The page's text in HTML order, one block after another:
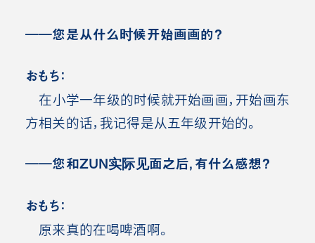
――您是从什么时候开始画画的？
おもち：
在小学一年级的时候就开始画画，开始画东
方相关的话，我记得是从五年级开始的。
――您和ZUN实际见面之后，有什么感想？
おもち：
原来真的在喝啤酒啊。